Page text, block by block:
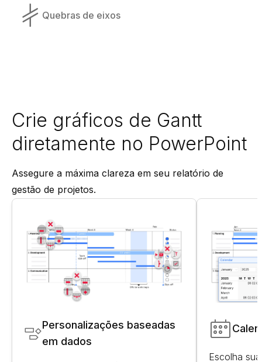
Quebras de eixos
Crie gráficos de Gantt
diretamente no PowerPoint
Assegure a máxima clareza em seu relatório de
gestão de projetos.
Personalizações baseadas
em dados
Escolha